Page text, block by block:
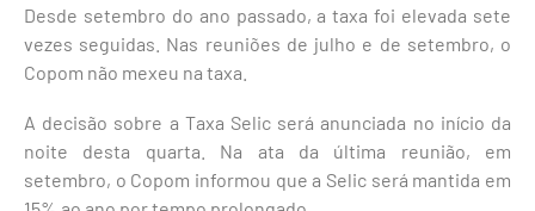
Desde setembro do ano passado, a taxa foi elevada sete
vezes seguidas. Nas reuniões de julho e de setembro, o
Copom não mexeu na taxa.
A decisão sobre a Taxa Selic será anunciada no início da
noite desta quarta. Na ata da última reunião, em
setembro, o Copom informou que a Selic será mantida em